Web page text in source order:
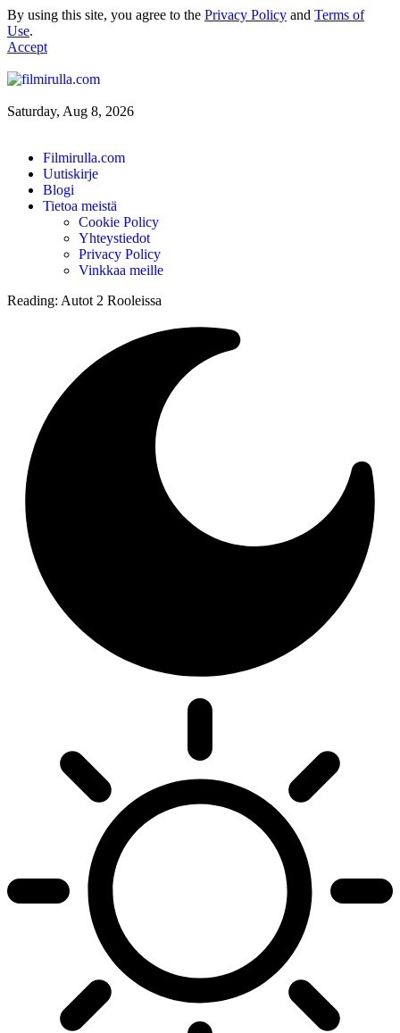
By using this site, you agree to the Privacy Policy and Terms of
Use.
Accept
Saturday, Aug 8, 2026
Filmirulla.com
Uutiskirje
Blogi
Tietoa meistä
Cookie Policy
Yhteystiedot
Privacy Policy
Vinkkaa meille
Reading: Autot 2 Rooleissa